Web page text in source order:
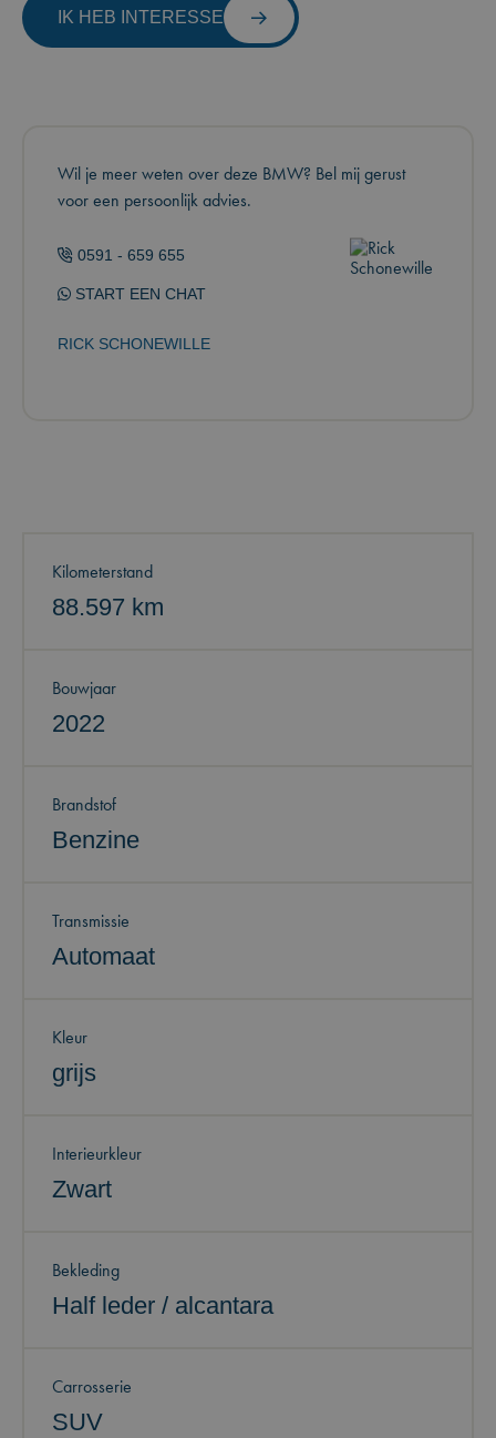
IK HEB INTERESSE
Wil je meer weten over deze BMW? Bel mij gerust
voor een persoonlijk advies.
0591 - 659 655
START EEN CHAT
RICK SCHONEWILLE
Kilometerstand
88.597 km
Bouwjaar
2022
Brandstof
Benzine
Transmissie
Automaat
Kleur
grijs
Interieurkleur
Zwart
Bekleding
Half leder / alcantara
Carrosserie
SUV